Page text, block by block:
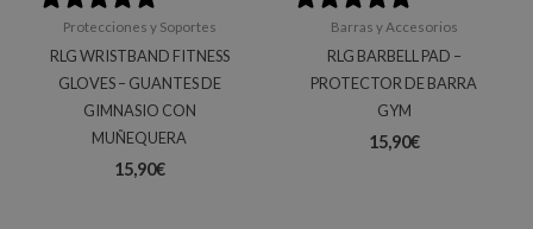
Protecciones y Soportes
RLG WRISTBAND FITNESS
GLOVES – GUANTES DE
GIMNASIO CON
MUÑEQUERA
15,90€
Barras y Accesorios
RLG BARBELL PAD –
PROTECTOR DE BARRA
GYM
15,90€